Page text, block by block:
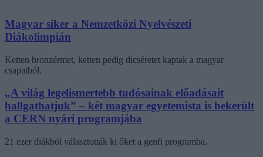
Magyar siker a Nemzetközi Nyelvészeti
Diákolimpián
Ketten bronzérmet, ketten pedig dicséretet kaptak a magyar
csapatból.
„A világ legelismertebb tudósainak előadásait
hallgathatjuk” – két magyar egyetemista is bekerült
a CERN nyári programjába
21 ezer diákból választották ki őket a genfi programba.